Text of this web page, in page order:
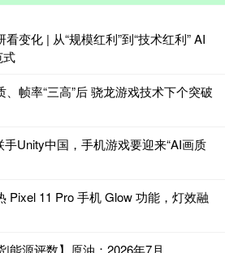
变化 | 从“规模红利”到“技术红利” AI
式
帧率“三高”后 骁龙游戏技术下个突破
Unity中国，手机游戏要迎来“AI画质
Pixel 11 Pro 手机 Glow 功能，灯效融
能源评数】原油：2026年7月